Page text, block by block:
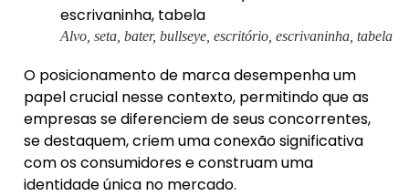
Alvo, seta, bater, bullseye, escritório, escrivaninha, tabela
O posicionamento de marca desempenha um
papel crucial nesse contexto, permitindo que as
empresas se diferenciem de seus concorrentes,
se destaquem, criem uma conexão significativa
com os consumidores e construam uma
identidade única no mercado.